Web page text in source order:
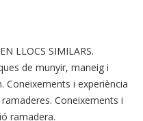
LLOCS SIMILARS.
de munyir, maneig i
Coneixements i experiència
Coneixements i
ramadera.